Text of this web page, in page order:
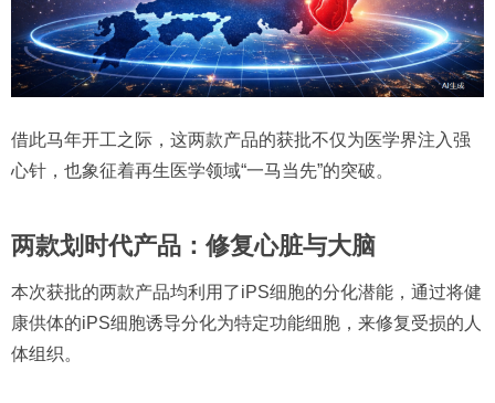
借此马年开工之际，这两款产品的获批不仅为医学界注入强
心针，也象征着再生医学领域“一马当先”的突破。
两款划时代产品：修复心脏与大脑
本次获批的两款产品均利用了iPS细胞的分化潜能，通过将健
康供体的iPS细胞诱导分化为特定功能细胞，来修复受损的人
体组织。